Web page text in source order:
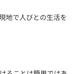
地で人びとの生活を